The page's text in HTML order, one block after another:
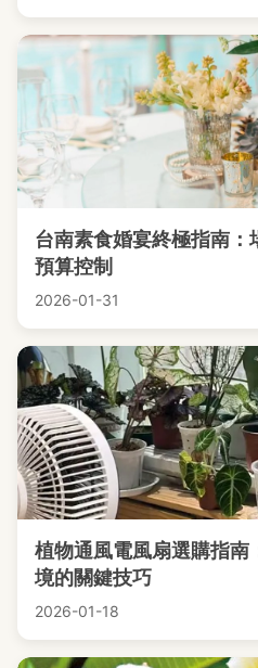
台南素食婚宴終極指南
預算控制
2026-01-31
植物通風電風扇選購指南
境的關鍵技巧
2026-01-18